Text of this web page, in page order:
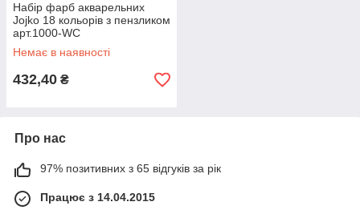
Набір фарб акварельних
Jojko 18 кольорів з пензликом
арт.1000-WC
Немає в наявності
432,40 ₴
Про нас
97% позитивних з 65 відгуків за рік
Працює з 14.04.2015